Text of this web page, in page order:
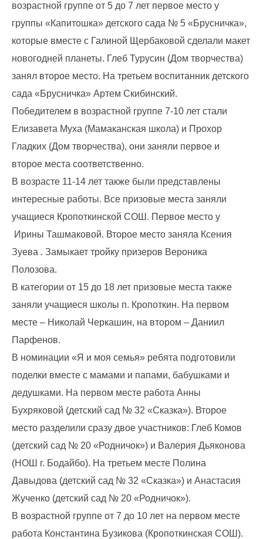
возрастной группе от 5 до 7 лет первое место у
группы «Капитошка» детского сада № 5 «Брусничка»,
которые вместе с Галиной Щербаковой сделали макет
новогодней планеты. Глеб Турусин (Дом творчества)
занял второе место. На третьем воспитанник детского
сада «Брусничка» Артем Скибинский.
Победителем в возрастной группе 7-10 лет стали
Елизавета Муха (Мамаканская школа) и Прохор
Гладких (Дом творчества), они заняли первое и
второе места соответственно.
В возрасте 11-14 лет также были представлены
интересные работы. Все призовые места заняли
учащиеся Кропоткинской СОШ. Первое место у
Ирины Ташмаковой. Второе место заняла Ксения
Зуева . Замыкает тройку призеров Вероника
Полозова.
В категории от 15 до 18 лет призовые места также
заняли учащиеся школы п. Кропоткин. На первом
месте – Николай Черкашин, на втором – Даниил
Парфенов.
В номинации «Я и моя семья» ребята подготовили
поделки вместе с мамами и папами, бабушками и
дедушками. На первом месте работа Анны
Бухряковой (детский сад № 32 «Сказка»). Второе
место разделили сразу двое участников: Глеб Комов
(детский сад № 20 «Родничок») и Валерия Дьяконова
(НОШ г. Бодайбо). На третьем месте Полина
Давыдова (детский сад № 32 «Сказка») и Анастасия
Жученко (детский сад № 20 «Родничок»).
В возрастной группе от 7 до 10 лет на первом месте
работа Константина Бузикова (Кропоткинская СОШ).